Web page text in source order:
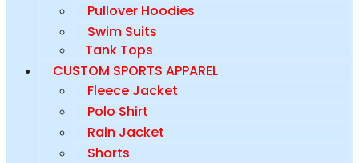
Pullover Hoodies
Swim Suits
Tank Tops
CUSTOM SPORTS APPAREL
Fleece Jacket
Polo Shirt
Rain Jacket
Shorts